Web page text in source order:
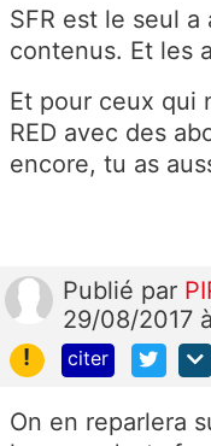
SFR est le seul
contenus. Et les
Et pour ceux qui
RED avec des
encore, tu as
Publié par
29/08/2017
!
citer
On en reparlera